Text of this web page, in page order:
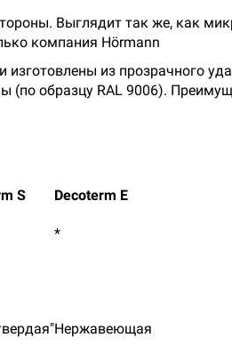
Выглядит так же, как
компания Hörmann
из прозрачного
(по образцу RAL 9006).
S
Decoterm E
*
Нержавеющая